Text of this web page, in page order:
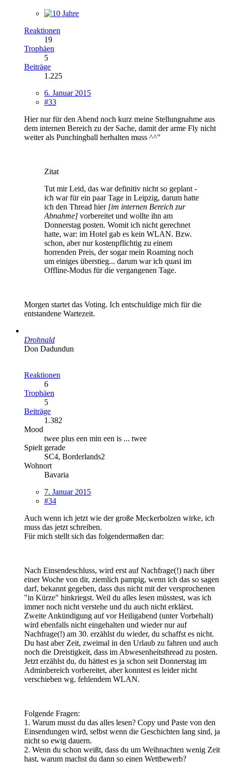
Reaktionen
19
Trophäen
5
Beiträge
1.225
6. Januar 2015
#33
Hier nur für den Abend noch kurz meine Stellungnahme aus
dem internen Bereich zu der Sache, damit der arme Fly nicht
weiter als Punchingball herhalten muss ^^"
Zitat
Tut mir Leid, das war definitiv nicht so geplant -
ich war für ein paar Tage in Leipzig, darum hatte
ich den Thread hier [im internen Bereich zur
Abnahme] vorbereitet und wollte ihn am
Donnerstag posten. Womit ich nicht gerechnet
hatte, war: im Hotel gab es kein WLAN. Bzw.
schon, aber nur kostenpflichtig zu einem
horrenden Preis, der sogar mein Roaming noch
um einiges überstieg... darum war ich quasi im
Offline-Modus für die vergangenen Tage.
Morgen startet das Voting. Ich entschuldige mich für die
entstandene Wartezeit.
Drohnald
Don Dadundun
Reaktionen
6
Trophäen
5
Beiträge
1.382
Mood
twee plus een min een is ... twee
Spielt gerade
SC4, Borderlands2
Wohnort
Bavaria
7. Januar 2015
#34
Auch wenn ich jetzt wie der große Meckerbolzen wirke, ich
muss das jetzt schreiben.
Für mich stellt sich das folgendermaßen dar:
Nach Einsendeschluss, wird erst auf Nachfrage(!) nach über
einer Woche von dir, ziemlich pampig, wenn ich das so sagen
darf, bekannt gegeben, dass dus nicht mit der versprochenen
"in Kürze" hinkriegst. Weil du alles lesen müsstest, was ich
immer noch nicht verstehe und du auch nicht erklärst.
Zweite Ankündigung auf vor Heiligabend (unter Vorbehalt)
wird ebenfalls nicht eingehalten und wieder nur auf
Nachfrage(!) am 30. erzählst du wieder, du schaffst es nicht.
Du hast aber Zeit, zweimal in den Urlaub zu fahren und auch
noch die Dreistigkeit, dass im Abwesenheitsthread zu posten.
Jetzt erzählst du, du hättest es ja schon seit Donnerstag im
Adminbereich vorbereitet, aber konntest es leider nicht
verschieben wg. fehlendem WLAN.
Folgende Fragen:
1. Warum musst du das alles lesen? Copy und Paste von den
Einsendungen wird, selbst wenn die Geschichten lang sind, ja
nicht so ewig dauern.
2. Wenn du schon weißt, dass du um Weihnachten wenig Zeit
hast, warum machst du dann so einen Wettbewerb?